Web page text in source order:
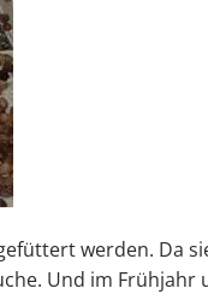
werden. Da
Und im Frühjahr